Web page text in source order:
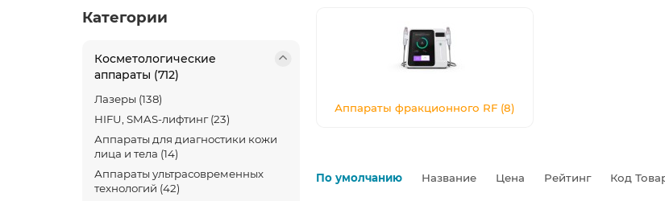
Категории
Косметологические
аппараты (712)
Лазеры (138)
HIFU, SMAS-лифтинг (23)
Аппараты для диагностики кожи
лица и тела (14)
Аппараты ультрасовременных
технологий (42)
Аппараты фракционного RF (8)
По умолчанию Название Цена Рейтинг Код